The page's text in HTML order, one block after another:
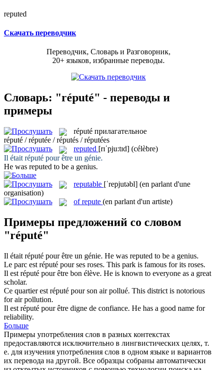
reputed
Скачать переводчик
Переводчик, Словарь и Разговорник,
20+ языков, избранные переводы.
Словарь: "réputé" - переводы и
примеры
réputé прилагательное
réputé / réputée / réputés / réputées
reputed [rɪˈpju:tɪd] (célèbre)
Il était réputé pour être un génie.
He was reputed to be a genius.
reputable [ˈrepjutəbl] (en parlant d'une
organisation)
of repute (en parlant d'un artiste)
Примеры предложений со словом
"réputé"
Il était réputé pour être un génie. He was reputed to be a genius.
Le parc est réputé pour ses roses. This park is famous for its roses.
Il est réputé pour être bon élève. He is known to everyone as a great
scholar.
Ce quartier est réputé pour son air pollué. This district is notorious
for air pollution.
Il est réputé pour être digne de confiance. He has a good name for
reliability.
Больше
Примеры употребления слов в разных контекстах
предоставляются исключительно в лингвистических целях, т.
е. для изучения употребления слов в одном языке и вариантов
их перевода на другой. Все образцы собраны автоматически